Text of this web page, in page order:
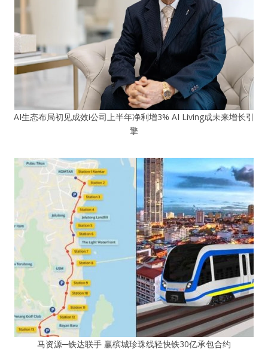
AI生态布局初见成效i公司上半年净利增3% AI Living成未来增长引
擎
马资源─铁达联手 赢槟城珍珠线轻快铁30亿承包合约